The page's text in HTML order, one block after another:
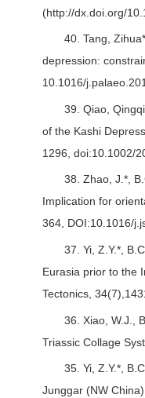
(http://dx.doi.org/
40. Tang,
depression:
10.1016/
39. Qiao,
of the Kashi
1296, doi:10.1002/
38. Zhao, J.*,
Implication for
364, DOI:10.1016/
37. Yi, Z.Y.*,
Eurasia prior to the
Tectonics,
36. Xiao, W.J.,
Triassic Collage
35. Yi, Z.Y.*,
Junggar (NW